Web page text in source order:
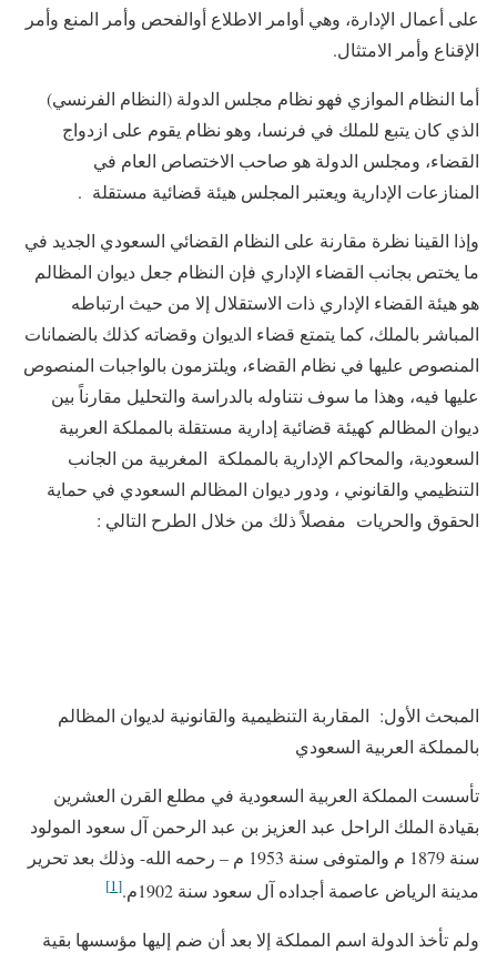
على أعمال الإدارة، وهي أوامر الاطلاع أوالفحص وأمر المنع وأمر
الإقناع وأمر الامتثال.
أما النظام الموازي فهو نظام مجلس الدولة (النظام الفرنسي)
الذي كان يتبع للملك في فرنسا، وهو نظام يقوم على ازدواج
القضاء، ومجلس الدولة هو صاحب الاختصاص العام في
المنازعات الإدارية ويعتبر المجلس هيئة قضائية مستقلة .
وإذا القينا نظرة مقارنة على النظام القضائي السعودي الجديد في
ما يختص بجانب القضاء الإداري فإن النظام جعل ديوان المظالم
هو هيئة القضاء الإداري ذات الاستقلال إلا من حيث ارتباطه
المباشر بالملك، كما يتمتع قضاء الديوان وقضاته كذلك بالضمانات
المنصوص عليها في نظام القضاء، ويلتزمون بالواجبات المنصوص
عليها فيه، وهذا ما سوف نتناوله بالدراسة والتحليل مقارناً بين
ديوان المظالم كهيئة قضائية إدارية مستقلة بالمملكة العربية
السعودية، والمحاكم الإدارية بالمملكة المغربية من الجانب
التنظيمي والقانوني ، ودور ديوان المظالم السعودي في حماية
الحقوق والحريات مفصلاً ذلك من خلال الطرح التالي :
المبحث الأول: المقاربة التنظيمية والقانونية لديوان المظالم
بالمملكة العربية السعودي
تأسست المملكة العربية السعودية في مطلع القرن العشرين
بقيادة الملك الراحل عبد العزيز بن عبد الرحمن آل سعود المولود
سنة 1879 م والمتوفى سنة 1953 م – رحمه الله- وذلك بعد تحرير
مدينة الرياض عاصمة أجداده آل سعود سنة 1902م.
[1]
ولم تأخذ الدولة اسم المملكة إلا بعد أن ضم إليها مؤسسها بقية